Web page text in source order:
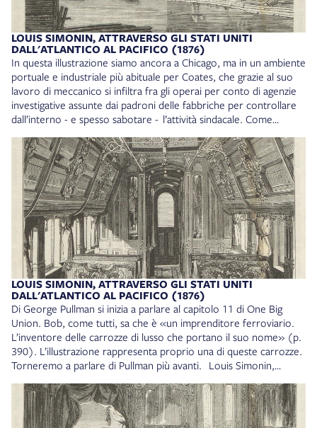
trovano gli hotel di lusso come lo Sherman. Louis Simonin,
Attraverso gli Stati Uniti dall’Atlantico al Pacifico, Milano, F.lli
Treves, 1876. Collocazione: 18* D. V. 17
LOUIS SIMONIN, ATTRAVERSO GLI STATI UNITI
DALL'ATLANTICO AL PACIFICO (1876)
In questa illustrazione siamo ancora a Chicago, ma in un ambiente
portuale e industriale più abituale per Coates, che grazie al suo
lavoro di meccanico si infiltra fra gli operai per conto di agenzie
investigative assunte dai padroni delle fabbriche per controllare
dall’interno - e spesso sabotare - l’attività sindacale. Come
L’operaismo narrativo di Valerio Evangelisti, nell’idea di
operaismo che segue Evangelisti «La scienza e la tecnologia non
sono neutrali» (in L’insurrezione immaginaria. Valerio Evangelisti
autore, militante e teorico della paraletteratura, a cura di Sandro
Moiso e Alberto Sebatiani, Milano, Mimesis, 2023, p. 15-31: 23):
lo sviluppo tecnologico è fondamentale in ottica capitalista e di
conseguenza anche la manutenzione dei macchinari ha
un’importanza decisiva. Più volte i superiori di Coates
sottolineano come del suo lavoro di meccanico ci sia bisogno in
ogni industria, cosa che lo rende particolarmente adatto ai lavori
da infiltrato e da spia. Louis Simonin, Attraverso gli Stati Uniti
dall’Atlantico al Pacifico, Milano, F.lli Treves, 1876. Collocazione:
18* D. V. 17
LOUIS SIMONIN, ATTRAVERSO GLI STATI UNITI
DALL'ATLANTICO AL PACIFICO (1876)
Di George Pullman si inizia a parlare al capitolo 11 di One Big
Union. Bob, come tutti, sa che è «un imprenditore ferroviario.
L’inventore delle carrozze di lusso che portano il suo nome» (p.
390). L’illustrazione rappresenta proprio una di queste carrozze.
Torneremo a parlare di Pullman più avanti. Louis Simonin,
Treves, 1876. Collocazione: 18* D. V. 17